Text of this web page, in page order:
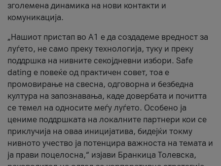
зголемена динамика на нови контакти и
комуникација.
„Нашиот пристап во А1 е да создадеме вредност за
луѓето, не само преку технологија, туку и преку
поддршка на нивните секојдневни избори. Safe
dating е повеќе од практичен совет, тоа е
промовирање на свесна, одговорна и безбедна
култура на запознавања, каде довербата и почитта
се темел на односите меѓу луѓето. Особено ја
цениме поддршката на локалните партнери кои се
приклучија на оваа иницијатива, бидејќи токму
нивното учество ја потенцира важноста на темата и
ја прави поцелосна,“ изјави Бранкица Толевска,